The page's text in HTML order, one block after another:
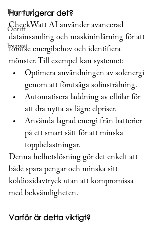
Raymond
Ödrift
huawei
Hur fungerar det?
CheckWatt AI använder avancerad
datainsamling och maskininlärning för att
förutse energibehov och identifiera
mönster. Till exempel kan systemet:
Optimera användningen av solenergi
genom att förutsäga solinstrålning.
Automatisera laddning av elbilar för
att dra nytta av lägre elpriser.
Använda lagrad energi från batterier
på ett smart sätt för att minska
toppbelastningar.
Denna helhetslösning gör det enkelt att
både spara pengar och minska sitt
koldioxidavtryck utan att kompromissa
med bekvämligheten.
Varför är detta viktigt?